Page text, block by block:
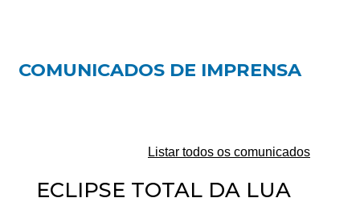
COMUNICADOS DE IMPRENSA
Listar todos os comunicados
ECLIPSE TOTAL DA LUA